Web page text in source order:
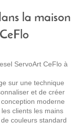
la maison
ServoArt CeFlo à
sur une technique
et de créer
moderne
clients les mains
couleurs standard